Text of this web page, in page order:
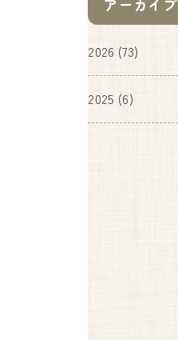
アーカイブ
2026 (73)
2025 (6)